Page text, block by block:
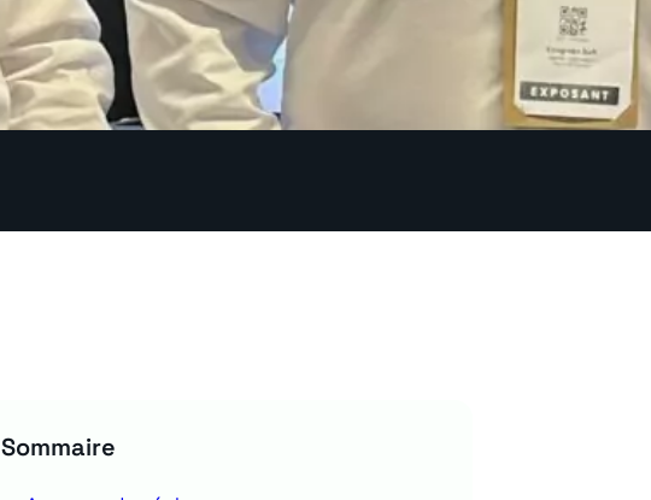
Sommaire